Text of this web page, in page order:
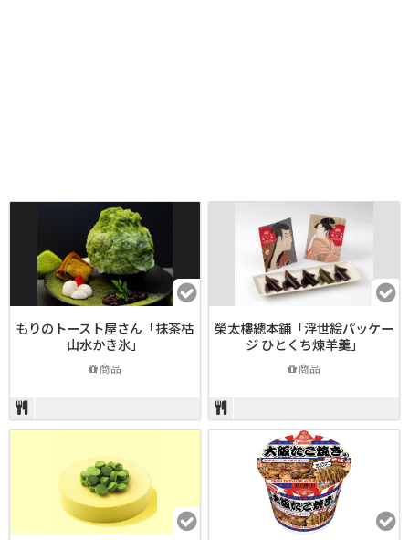
もりのトースト屋さん「抹茶枯
山水かき氷」
商品
榮太樓總本鋪「浮世絵パッケー
ジ ひとくち煉羊羹」
商品